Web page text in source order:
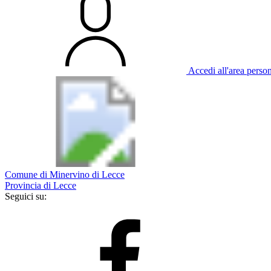
Accedi all'area
Comune di Minervino di Lecce
Provincia di Lecce
Seguici su: